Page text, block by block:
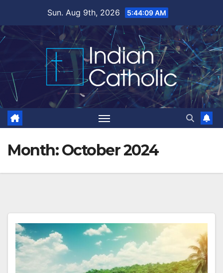
content
Sun. Aug 9th, 2026 5:44:11 AM
Month:October 2024